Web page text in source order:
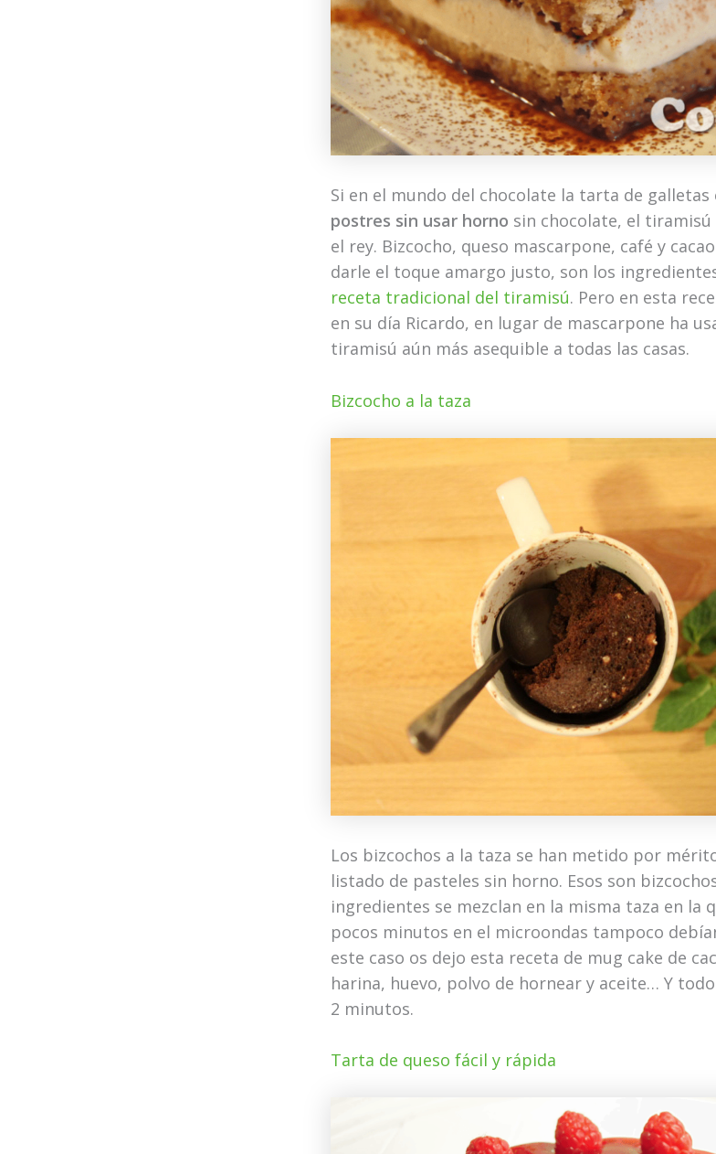
Si en el mundo del chocolate la tarta de
postres sin usar horno sin chocolate, el
el rey. Bizcocho, queso mascarpone, café y
darle el toque amargo justo, son los
receta tradicional del tiramisú. Pero en esta
en su día Ricardo, en lugar de mascarpone ha
tiramisú aún más asequible a todas las casas.
Bizcocho a la taza
Los bizcochos a la taza se han metido por
listado de pasteles sin horno. Esos son
ingredientes se mezclan en la misma taza en la
pocos minutos en el microondas tampoco
este caso os dejo esta receta de mug cake de
harina, huevo, polvo de hornear y aceite… Y
2 minutos.
Tarta de queso fácil y rápida